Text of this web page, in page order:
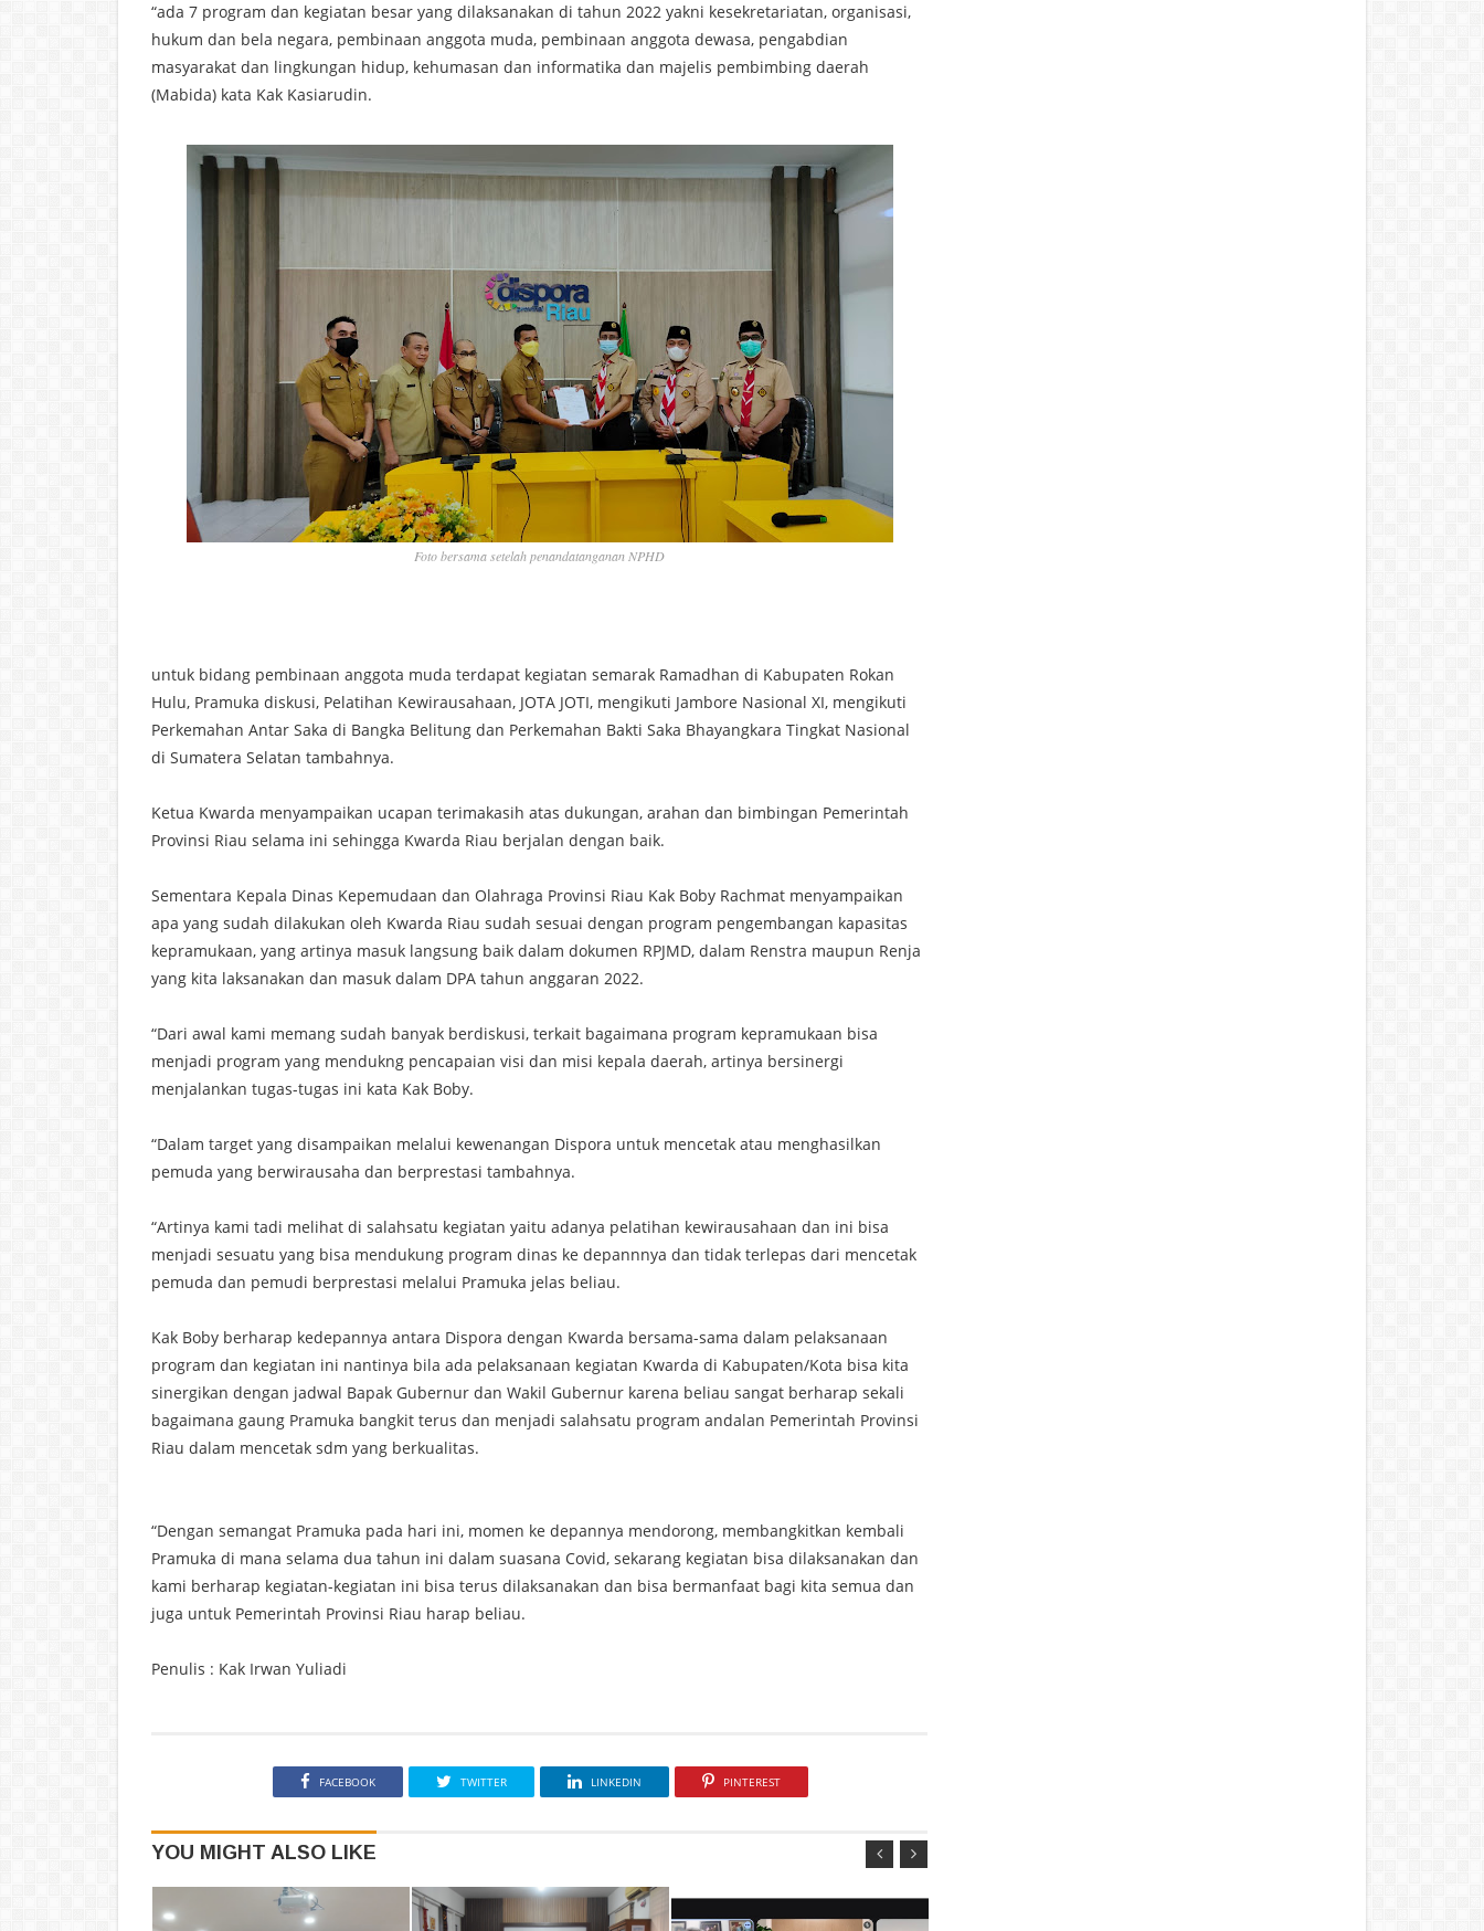
“ada 7 program dan kegiatan besar yang dilaksanakan di tahun 2022 yakni kesekretariatan, organisasi,
hukum dan bela negara, pembinaan anggota muda, pembinaan anggota dewasa, pengabdian
masyarakat dan lingkungan hidup, kehumasan dan informatika dan majelis pembimbing daerah
(Mabida) kata Kak Kasiarudin.
Foto bersama setelah penandatanganan NPHD
untuk bidang pembinaan anggota muda terdapat kegiatan semarak Ramadhan di Kabupaten Rokan
Hulu, Pramuka diskusi, Pelatihan Kewirausahaan, JOTA JOTI, mengikuti Jambore Nasional XI, mengikuti
Perkemahan Antar Saka di Bangka Belitung dan Perkemahan Bakti Saka Bhayangkara Tingkat Nasional
di Sumatera Selatan tambahnya.
Ketua Kwarda menyampaikan ucapan terimakasih atas dukungan, arahan dan bimbingan Pemerintah
Provinsi Riau selama ini sehingga Kwarda Riau berjalan dengan baik.
Sementara Kepala Dinas Kepemudaan dan Olahraga Provinsi Riau Kak Boby Rachmat menyampaikan
apa yang sudah dilakukan oleh Kwarda Riau sudah sesuai dengan program pengembangan kapasitas
kepramukaan, yang artinya masuk langsung baik dalam dokumen RPJMD, dalam Renstra maupun Renja
yang kita laksanakan dan masuk dalam DPA tahun anggaran 2022.
“Dari awal kami memang sudah banyak berdiskusi, terkait bagaimana program kepramukaan bisa
menjadi program yang mendukng pencapaian visi dan misi kepala daerah, artinya bersinergi
menjalankan tugas-tugas ini kata Kak Boby.
“Dalam target yang disampaikan melalui kewenangan Dispora untuk mencetak atau menghasilkan
pemuda yang berwirausaha dan berprestasi tambahnya.
“Artinya kami tadi melihat di salahsatu kegiatan yaitu adanya pelatihan kewirausahaan dan ini bisa
menjadi sesuatu yang bisa mendukung program dinas ke depannnya dan tidak terlepas dari mencetak
pemuda dan pemudi berprestasi melalui Pramuka jelas beliau.
Kak Boby berharap kedepannya antara Dispora dengan Kwarda bersama-sama dalam pelaksanaan
program dan kegiatan ini nantinya bila ada pelaksanaan kegiatan Kwarda di Kabupaten/Kota bisa kita
sinergikan dengan jadwal Bapak Gubernur dan Wakil Gubernur karena beliau sangat berharap sekali
bagaimana gaung Pramuka bangkit terus dan menjadi salahsatu program andalan Pemerintah Provinsi
Riau dalam mencetak sdm yang berkualitas.
“Dengan semangat Pramuka pada hari ini, momen ke depannya mendorong, membangkitkan kembali
Pramuka di mana selama dua tahun ini dalam suasana Covid, sekarang kegiatan bisa dilaksanakan dan
kami berharap kegiatan-kegiatan ini bisa terus dilaksanakan dan bisa bermanfaat bagi kita semua dan
juga untuk Pemerintah Provinsi Riau harap beliau.
Penulis : Kak Irwan Yuliadi
FACEBOOK TWITTER LINKEDIN PINTEREST
YOU MIGHT ALSO LIKE